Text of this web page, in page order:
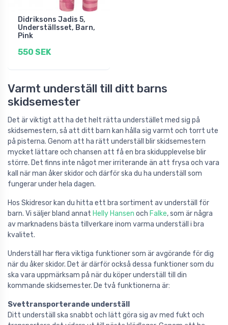
Didriksons Jadis 5,
Underställsset, Barn,
Pink
550 SEK
Varmt underställ till ditt barns
skidsemester
Det är viktigt att ha det helt rätta understället med sig på
skidsemestern, så att ditt barn kan hålla sig varmt och torrt ute
på pisterna. Genom att ha rätt underställ blir skidsemestern
mycket lättare och chansen att få en bra skidupplevelse blir
större. Det finns inte något mer irriterande än att frysa och vara
kall när man åker skidor och därför ska du ha underställ som
fungerar under hela dagen.
Hos Skidresor kan du hitta ett bra sortiment av underställ för
barn. Vi säljer bland annat Helly Hansen och Falke, som är några
av marknadens bästa tillverkare inom varma underställ i bra
kvalitet.
Underställ har flera viktiga funktioner som är avgörande för dig
när du åker skidor. Det är därför också dessa funktioner som du
ska vara uppmärksam på när du köper underställ till din
kommande skidsemester. De två funktionerna är:
Svettransporterande underställ
Ditt underställ ska snabbt och lätt göra sig av med fukt och